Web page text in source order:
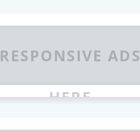
RESPONSIVE ADS
HERE